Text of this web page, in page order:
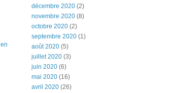
décembre 2020 (2)
novembre 2020 (8)
octobre 2020 (2)
septembre 2020 (1)
août 2020 (5)
juillet 2020 (3)
juin 2020 (6)
mai 2020 (16)
avril 2020 (26)